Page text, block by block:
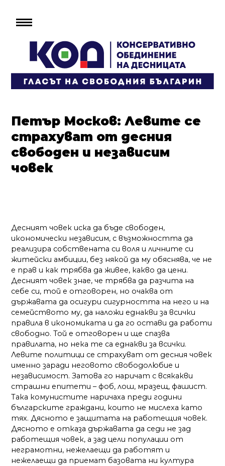
Петър Москов: Левите се
страхуват от десния
свободен и независим
човек
Десният човек иска да бъде свободен,
икономически независим, с възможността да
реализира собствената си воля и личните си
житейски амбиции, без някой да му обяснява, че не
е прав и как трябва да живее, какво да цени.
Десният човек знае, че трябва да разчита на
себе си, той е отговорен, но очаква от
държавата да осигури сигурността на него и на
семейството му, да наложи еднакви за всички
правила в икономиката и да го остави да работи
свободно. Той е отговорен и ще спазва
правилата, но нека те са еднакви за всички.
Левите политици се страхуват от десния човек
именно заради неговото свободолюбие и
независимост. Затова го наричат с всякакви
страшни епитети – фоб, лош, мразещ, фашист.
Така комунистите наричаха преди години
българските граждани, които не мислеха като
тях. Дясното е защитата на работещия човек.
Дясното е отказа държавата да седи не зад
работещия човек, а зад цели популации от
неграмотни, нежелаещи да работят и
нежелаещи да приемат базовата ни култура